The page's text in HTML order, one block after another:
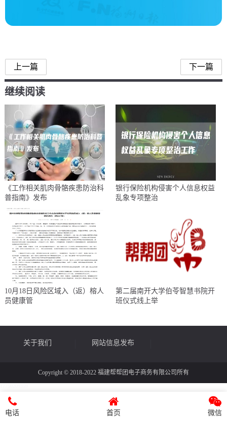
上一篇 下一篇
继续阅读
《工作相关肌肉骨骼疾患防治科
普指南》发布
银行保险机构侵害个人信息权益
乱象专项整治
10月18日风险区域入（返）榕人
员健康管
第二届南开大学伯苓智慧书院开
班仪式线上举
关于我们 网站信息发布
Copyright © 2018-2022 福建帮帮团电子商务有限公司所有
电话 首页 微信